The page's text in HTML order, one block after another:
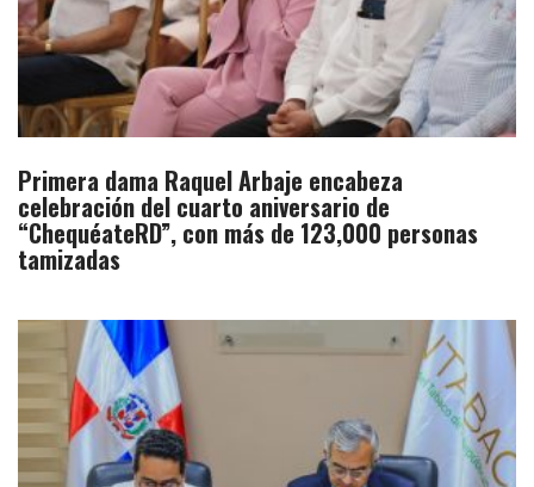
Primera dama Raquel Arbaje encabeza
celebración del cuarto aniversario de
“ChequéateRD”, con más de 123,000 personas
tamizadas